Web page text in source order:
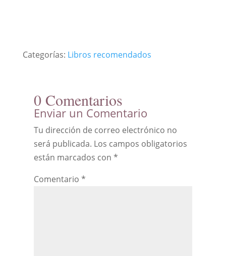
Categorías: Libros recomendados
0 Comentarios
Enviar un Comentario
Tu dirección de correo electrónico no
será publicada. Los campos obligatorios
están marcados con*
Comentario*